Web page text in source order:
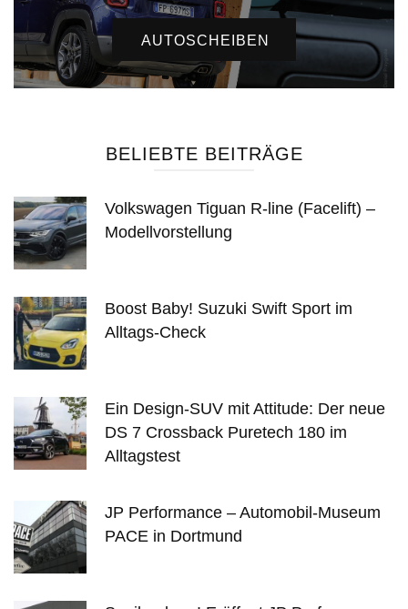
AUTOSCHEIBEN
BELIEBTE BEITRÄGE
Volkswagen Tiguan R-line (Facelift) –
Modellvorstellung
Boost Baby! Suzuki Swift Sport im
Alltags-Check
Ein Design-SUV mit Attitude: Der neue
DS 7 Crossback Puretech 180 im
Alltagstest
JP Performance – Automobil-Museum
PACE in Dortmund